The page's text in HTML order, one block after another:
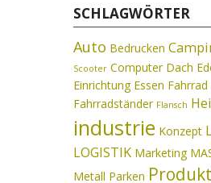
SCHLAGWÖRTER
Auto Bedrucken
Scooter Computer Dach
Einrichtung Essen Fahrrad
Fahrradständer Flansch
industrie Konzept
LOGISTIK Marketing
Metall Parken Produkt